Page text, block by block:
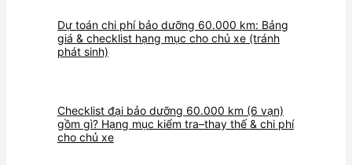
Dự toán chi phí bảo dưỡng 60.000 km: Bảng
giá & checklist hạng mục cho chủ xe (tránh
phát sinh)
Checklist đại bảo dưỡng 60.000 km (6 vạn)
gồm gì? Hạng mục kiểm tra–thay thế & chi phí
cho chủ xe